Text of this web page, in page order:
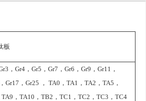
板
，Gr4，Gr5，Gr7，Gr6，Gr9，Gr11，
Gr17，Gr25 ， TA0，TA1，TA2，TA5，
，TA10，TB2，TC1，TC2，TC3，TC4